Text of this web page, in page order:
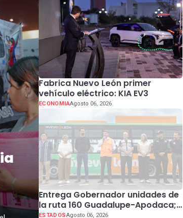
Fabrica Nuevo León primer
vehículo eléctrico: KIA EV3
ECONOMIAAgosto 06, 2026
Entrega Gobernador unidades de
la ruta 160 Guadalupe-Apodaca;
resalta seguridad en transporte
ESTADOSAgosto 06, 2026